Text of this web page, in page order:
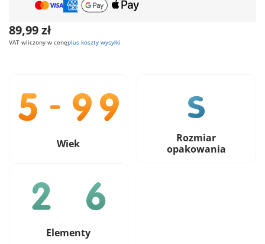
89,99 zł
VAT wliczony w cenęplus koszty wysyłki
Wiek
Rozmiar
opakowania
Elementy